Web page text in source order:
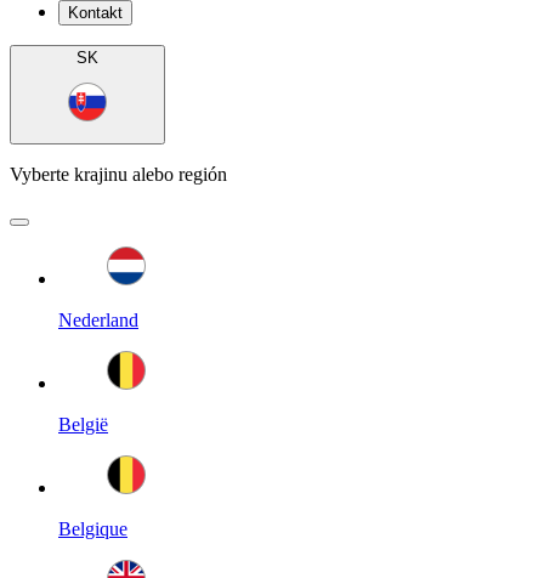
Kontakt
SK
Vyberte krajinu alebo región
Nederland
België
Belgique